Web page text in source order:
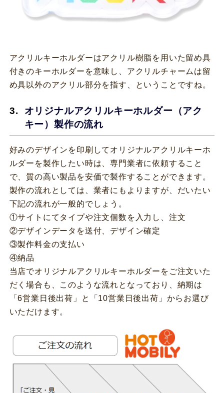
アクリルキーホルダーはアクリル樹脂を用いた留め具
付きのキーホルダーを意味し、アクリルチャームは留
め具以外のアクリル部分を指す、ということですね。
オリジナルアクリルキーホルダー（アク
キー）製作の流れ
好みのデザインを印刷してオリジナルアクリルキーホ
ルダーを製作したい時は、専門業者に依頼すること
で、質の高い製品を安価で製作することができます。
製作の流れとしては、業者にもよりますが、だいたい
下記の流れが一般的でしょう。
①サイトにてタイプや注文個数を入力し、注文
②デザインデータを送付、デザイン確定
③製作料金の支払い
④納品
当店でオリジナルアクリルキーホルダーをご注文いた
だく場合も、このような流れとなっており、納期は
「6営業日後出荷」と「10営業日後出荷」からお選び
いただけます。